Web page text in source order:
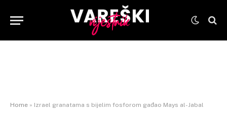
Home » Izrael granatama s bijelim fosforom gađao Mays al-Jabal